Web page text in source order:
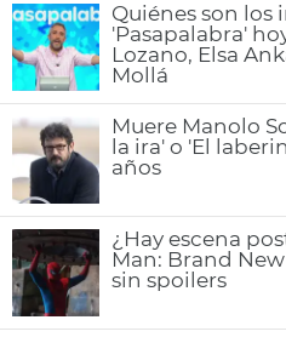
Quiénes son los
'Pasapalabra'
Lozano, Elsa
Mollá
Muere Manolo
la ira' o 'El
años
¿Hay escena
Man: Brand
sin spoilers